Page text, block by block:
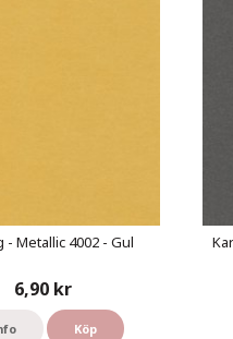
- Metallic 4002 - Gul
6,90 kr
Köp